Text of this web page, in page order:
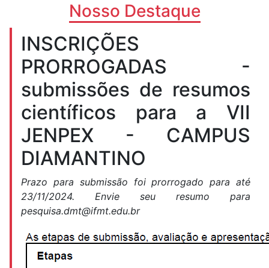
Nosso Destaque
INSCRIÇÕES
PRORROGADAS -
submissões de resumos
científicos para a VII
JENPEX - CAMPUS
DIAMANTINO
Prazo para submissão foi prorrogado para até
23/11/2024. Envie seu resumo para
pesquisa.dmt@ifmt.edu.br